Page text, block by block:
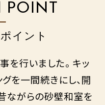
POINT
イント
行いました。 キッ
を一間続きにし、開
ながらの砂壁和室を